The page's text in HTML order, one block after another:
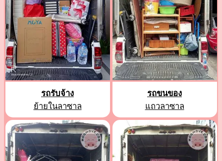
รถรับจ้าง
ย้ายในลาซาล
รถขนของ
แถวลาซาล